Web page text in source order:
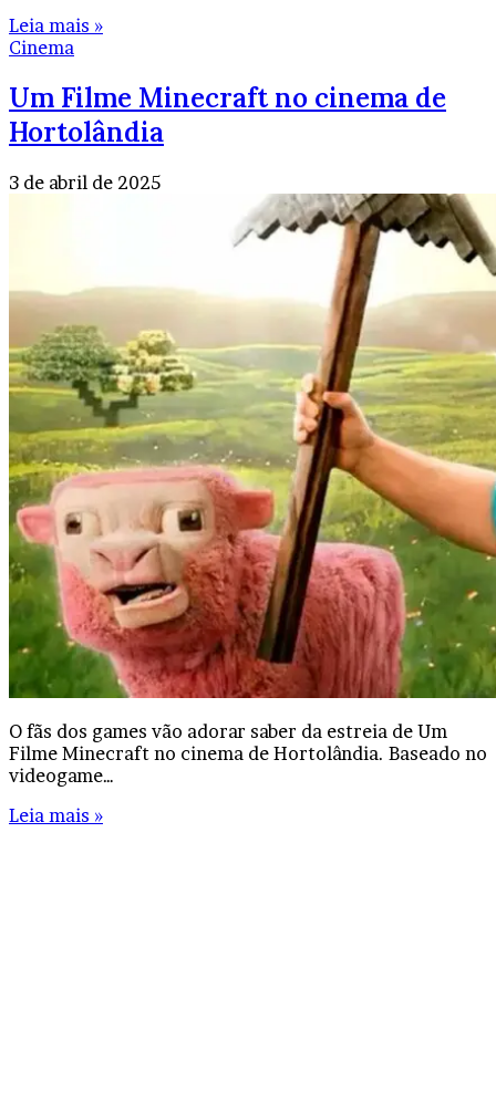
Leia mais »
Cinema
Um Filme Minecraft no cinema de
Hortolândia
3 de abril de 2025
O fãs dos games vão adorar saber da estreia de Um
Filme Minecraft no cinema de Hortolândia. Baseado no
videogame…
Leia mais »